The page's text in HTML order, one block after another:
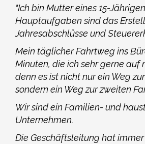
"Ich bin Mutter eines 15-
Hauptaufgaben sind das
Jahresabschlüsse und
Mein täglicher Fahrtweg ins
Minuten, die ich sehr gerne auf
denn es ist nicht nur ein Weg
sondern ein Weg zur zweiten
Wir sind ein Familien- und
Unternehmen.
Die Geschäftsleitung hat